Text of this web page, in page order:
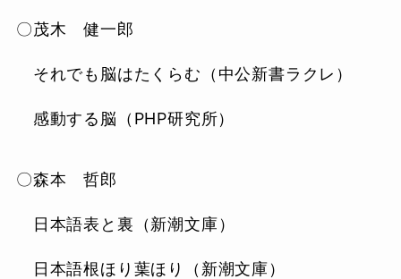
〇茂木 健一郎
それでも脳はたくらむ（中公新書ラクレ）
感動する脳（PHP研究所）
〇森本 哲郎
日本語表と裏（新潮文庫）
日本語根ほり葉ほり（新潮文庫）